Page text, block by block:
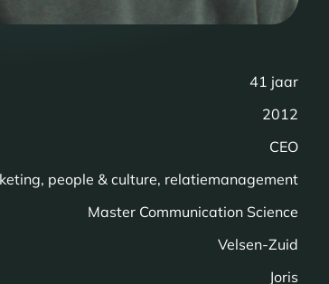
41 jaar
2012
CEO
people & culture, relatiemanagement
Master Communication Science
Velsen-Zuid
Joris